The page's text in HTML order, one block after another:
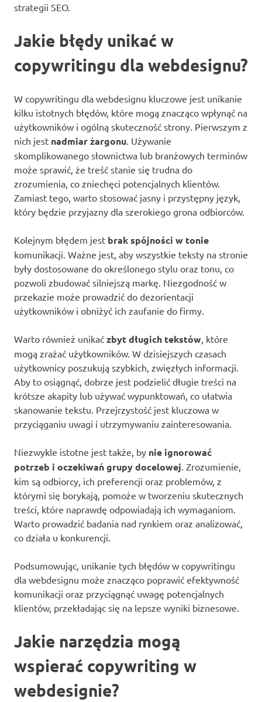
strategii SEO.
Jakie błędy unikać w
copywritingu dla webdesignu?
W copywritingu dla webdesignu kluczowe jest unikanie
kilku istotnych błędów, które mogą znacząco wpłynąć na
użytkowników i ogólną skuteczność strony. Pierwszym z
nich jest nadmiar żargonu. Używanie
skomplikowanego słownictwa lub branżowych terminów
może sprawić, że treść stanie się trudna do
zrozumienia, co zniechęci potencjalnych klientów.
Zamiast tego, warto stosować jasny i przystępny język,
który będzie przyjazny dla szerokiego grona odbiorców.
Kolejnym błędem jest brak spójności w tonie
komunikacji. Ważne jest, aby wszystkie teksty na stronie
były dostosowane do określonego stylu oraz tonu, co
pozwoli zbudować silniejszą markę. Niezgodność w
przekazie może prowadzić do dezorientacji
użytkowników i obniżyć ich zaufanie do firmy.
Warto również unikać zbyt długich tekstów, które
mogą zrażać użytkowników. W dzisiejszych czasach
użytkownicy poszukują szybkich, zwięzłych informacji.
Aby to osiągnąć, dobrze jest podzielić długie treści na
krótsze akapity lub używać wypunktowań, co ułatwia
skanowanie tekstu. Przejrzystość jest kluczowa w
przyciąganiu uwagi i utrzymywaniu zainteresowania.
Niezwykle istotne jest także, by nie ignorować
potrzeb i oczekiwań grupy docelowej. Zrozumienie,
kim są odbiorcy, ich preferencji oraz problemów, z
którymi się borykają, pomoże w tworzeniu skutecznych
treści, które naprawdę odpowiadają ich wymaganiom.
Warto prowadzić badania nad rynkiem oraz analizować,
co działa u konkurencji.
Podsumowując, unikanie tych błędów w copywritingu
dla webdesignu może znacząco poprawić efektywność
komunikacji oraz przyciągnąć uwagę potencjalnych
klientów, przekładając się na lepsze wyniki biznesowe.
Jakie narzędzia mogą
wspierać copywriting w
webdesignie?